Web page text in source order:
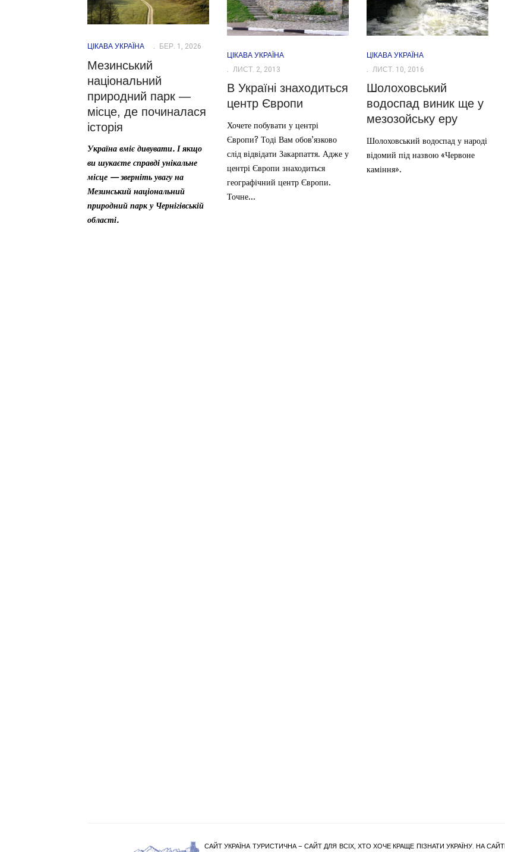
ЦІКАВА УКРАЇНА БЕР. 1, 2026
Мезинський
національний
природний парк —
місце, де починалася
історія
Україна вміє дивувати. І якщо
ви шукаєте справді унікальне
місце — зверніть увагу на
Мезинський національний
природний парк у Чернігівській
області.
ЦІКАВА УКРАЇНА
ЛИСТ. 2, 2013
В Україні знаходиться
центр Європи
Хочете побувати у центрі
Європи? Тоді Вам обов’язково
слід відвідати Закарпаття. Адже у
центрі Європи знаходиться
географічний центр Європи.
Точне...
ЦІКАВА УКРАЇНА
ЛИСТ. 10, 2016
Шолоховський
водоспад виник ще у
мезозойську еру
Шолоховський водоспад у народі
відомий під назвою «Червоне
каміння».
САЙТ УКРАЇНА ТУРИСТИЧНА – САЙТ ДЛЯ ВСІХ, ХТО ХОЧЕ КРАЩЕ ПІЗНАТИ УКРАЇНУ. НА